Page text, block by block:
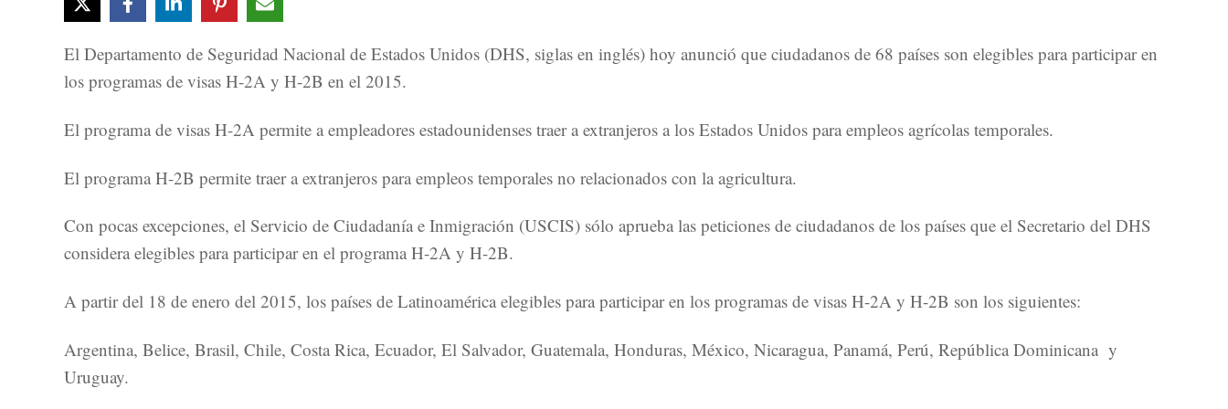
El Departamento de Seguridad Nacional de Estados Unidos (DHS, siglas en inglés) hoy anunció que ciudadanos de 68 países son elegibles para participar en
los programas de visas H-2A y H-2B en el 2015.
El programa de visas H-2A permite a empleadores estadounidenses traer a extranjeros a los Estados Unidos para empleos agrícolas temporales.
El programa H-2B permite traer a extranjeros para empleos temporales no relacionados con la agricultura.
Con pocas excepciones, el Servicio de Ciudadanía e Inmigración (USCIS) sólo aprueba las peticiones de ciudadanos de los países que el Secretario del DHS
considera elegibles para participar en el programa H-2A y H-2B.
A partir del 18 de enero del 2015, los países de Latinoamérica elegibles para participar en los programas de visas H-2A y H-2B son los siguientes:
Argentina, Belice, Brasil, Chile, Costa Rica, Ecuador, El Salvador, Guatemala, Honduras, México, Nicaragua, Panamá, Perú, República Dominicana y
Uruguay.